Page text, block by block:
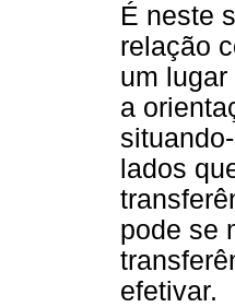
É neste
relação
um
a
lados
pode se
efetivar.